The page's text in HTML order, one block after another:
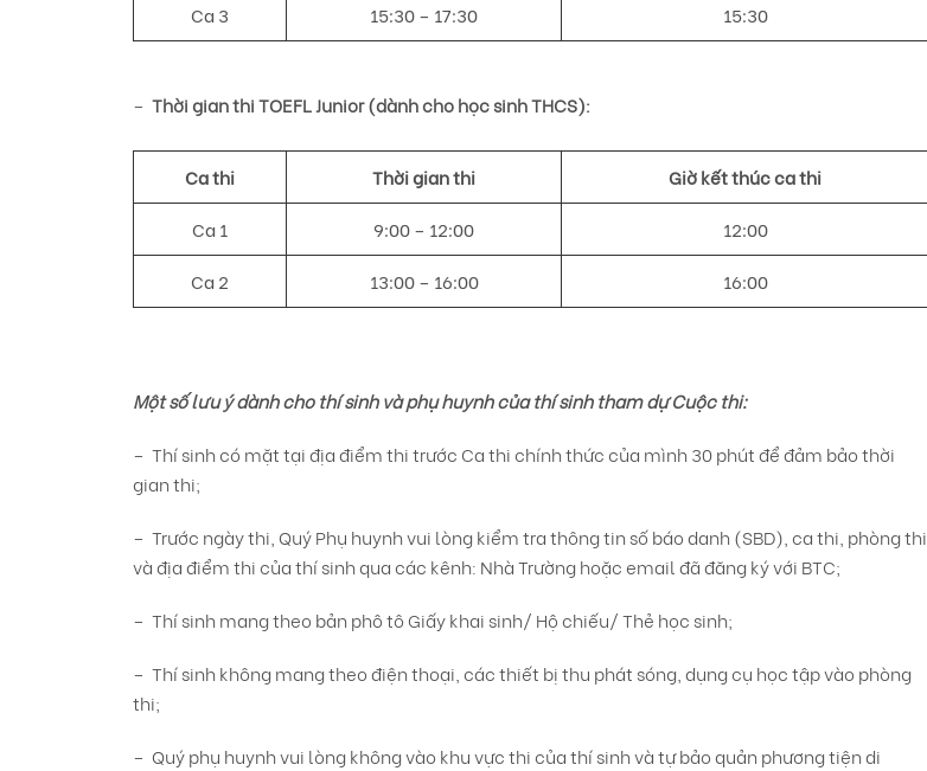
Ca 3
15:30 – 17:30 15:30
– Thời gian thi TOEFL Junior (dành cho học sinh THCS):
Ca thi Thời gian thi
Giờ kết thúc ca thi
Ca 1
9:00 – 12:00
12:00
Ca 2
13:00 – 16:00 16:00
Một số lưu ý dành cho thí sinh và phụ huynh của thí sinh tham dự Cuộc thi:
– Thí sinh có mặt tại địa điểm thi trước Ca thi chính thức của mình 30 phút để đảm bảo thời
gian thi;
– Trước ngày thi, Quý Phụ huynh vui lòng kiểm tra thông tin số báo danh (SBD), ca thi, phòng thi
và địa điểm thi của thí sinh qua các kênh: Nhà Trường hoặc email đã đăng ký với BTC;
– Thí sinh mang theo bản phô tô Giấy khai sinh/ Hộ chiếu/ Thẻ học sinh;
– Thí sinh không mang theo điện thoại, các thiết bị thu phát sóng, dụng cụ học tập vào phòng
thi;
– Quý phụ huynh vui lòng không vào khu vực thi của thí sinh và tự bảo quản phương tiện di